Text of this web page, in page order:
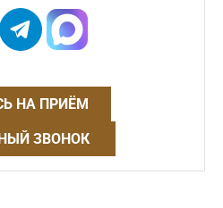
НА ПРИЁМ
ЗВОНОК